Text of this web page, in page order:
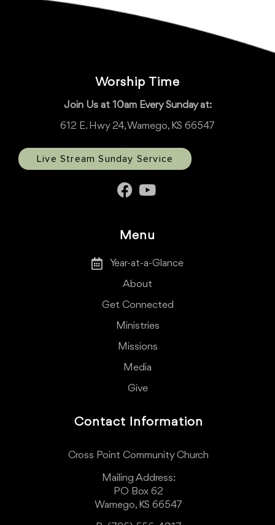
Worship Time
Join Us at 10am Every Sunday at:
612 E. Hwy 24, Wamego, KS 66547
Live Stream Sunday Service
Menu
Year-at-a-Glance
About
Get Connected
Ministries
Missions
Media
Give
Contact Information
Cross Point Community Church
Mailing Address:
PO Box 62
Wamego, KS 66547